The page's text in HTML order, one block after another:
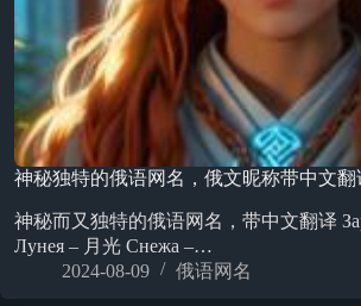
神秘独特的俄语网名，俄文昵称带中文翻
神秘而又独特的俄语网名，带中文翻译
Лунея – 月光 Снежа –…
2024-08-09
俄语网名